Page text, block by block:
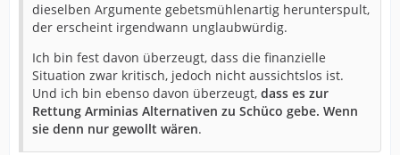
dieselben Argumente gebetsmühlenartig herunterspult,
der erscheint irgendwann unglaubwürdig.
Ich bin fest davon überzeugt, dass die finanzielle
Situation zwar kritisch, jedoch nicht aussichtslos ist.
Und ich bin ebenso davon überzeugt, dass es zur
Rettung Arminias Alternativen zu Schüco gebe. Wenn
sie denn nur gewollt wären.